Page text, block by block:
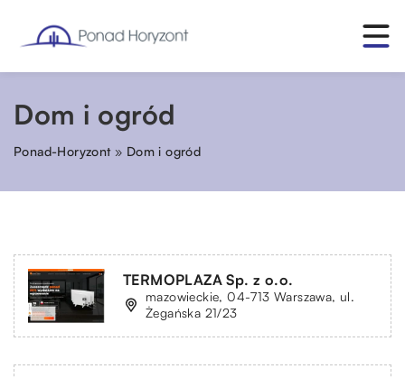
Dom i ogród
Ponad-Horyzont» Dom i ogród
TERMOPLAZA Sp. z o.o.
mazowieckie, 04-713 Warszawa, ul.
Żegańska 21/23